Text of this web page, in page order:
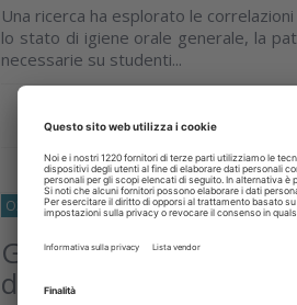
Una ricerca ha esplorato le
lo stato di igiene orale generale, la
necessarie su studenti...
O33 IGIENE-E-PREVENZIONE 30 Aprile 2026
Gestione della carie
dentifrici nella pratica